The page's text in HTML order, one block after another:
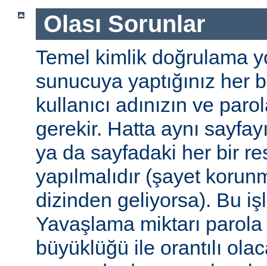
Olası Sorunlar
Temel kimlik doğrulama
sunucuya yaptığınız her
kullanıcı adınızın ve
gerekir. Hatta aynı
ya da sayfadaki her bir
yapılmalıdır (şayet
dizinden geliyorsa). Bu
Yavaşlama miktarı parola
büyüklüğü ile orantılı